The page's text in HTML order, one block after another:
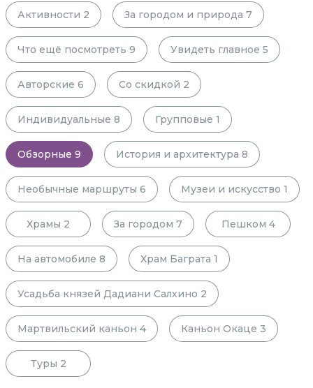
Активности 2 За городом и природа 7
Что ещё посмотреть 9 Увидеть главное 5
Авторские 6 Со скидкой 2
Индивидуальные 8 Групповые 1
Обзорные 9 История и архитектура 8
Необычные маршруты 6 Музеи и искусство 1
Храмы 2 За городом 7 Пешком 4
На автомобиле 8 Храм Баграта 1
Усадьба князей Дадиани Салхино 2
Мартвильский каньон 4 Каньон Окаце 3
Туры 2